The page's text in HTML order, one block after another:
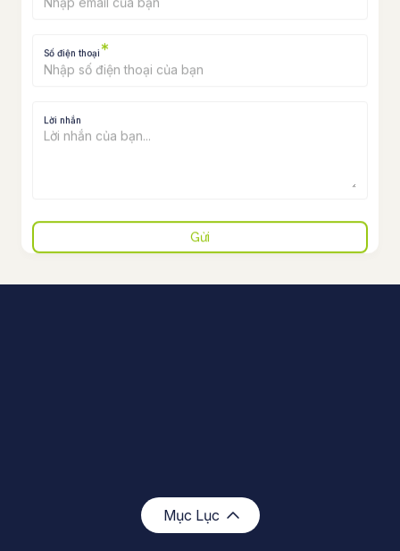
Số điện thoại*
Lời nhắn
Mục Lục